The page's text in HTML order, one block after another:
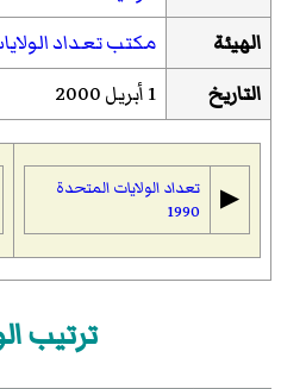
الهيئة
مكتب تعداد
التاريخ
1 أبريل 2000
▶︎
تعداد الولايات المتحدة
1990
ترتيب